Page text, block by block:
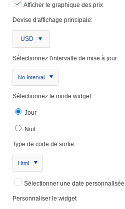
Afficher le graphique des prix
Devise d'affichage principale:
USD
Sélectionnez l'intervalle de mise à jour:
No Interval
Sélectionnez le mode widget:
Jour
Nuit
Type de code de sortie:
Html
Sélectionner une date personnalisée
Personnaliser le widget